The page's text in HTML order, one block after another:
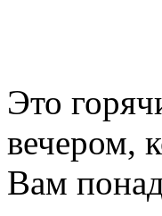
Это
вечером,
Вам